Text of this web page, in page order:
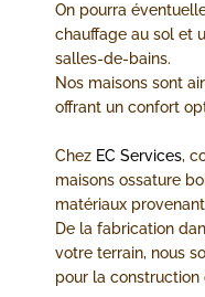
On pourra
chauffage au sol et
salles-de-bains.
Nos maisons sont
offrant un confort
Chez EC Services,
maisons ossature
matériaux
De la fabrication
votre terrain, nous
pour la